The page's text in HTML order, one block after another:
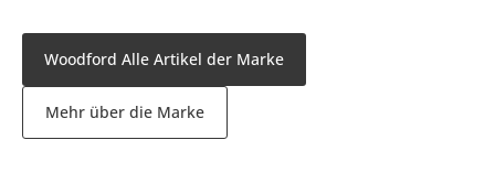
Woodford Alle Artikel der Marke
Mehr über die Marke